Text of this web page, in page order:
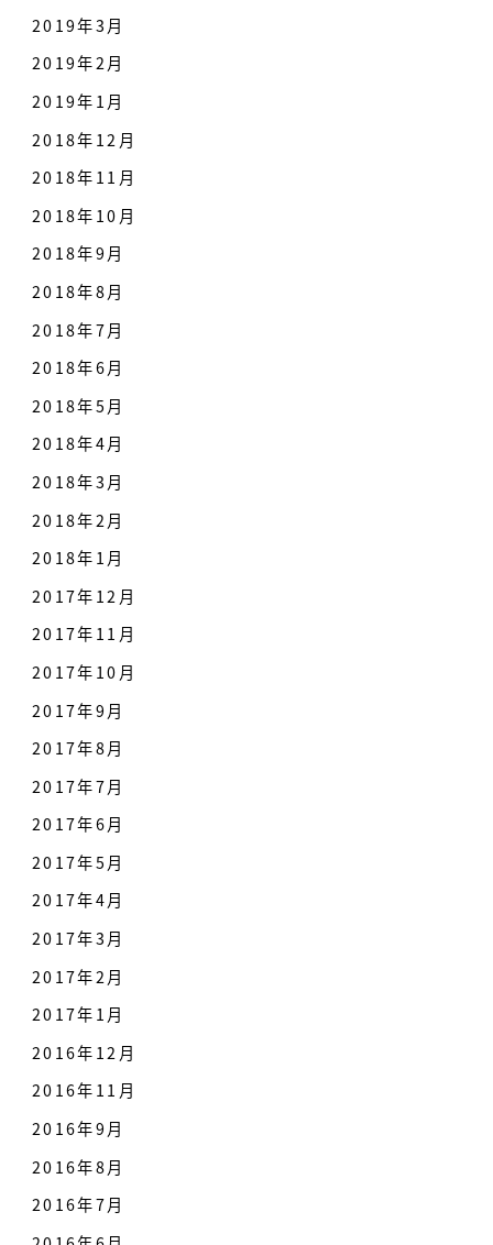
2019年3月
2019年2月
2019年1月
2018年12月
2018年11月
2018年10月
2018年9月
2018年8月
2018年7月
2018年6月
2018年5月
2018年4月
2018年3月
2018年2月
2018年1月
2017年12月
2017年11月
2017年10月
2017年9月
2017年8月
2017年7月
2017年6月
2017年5月
2017年4月
2017年3月
2017年2月
2017年1月
2016年12月
2016年11月
2016年9月
2016年8月
2016年7月